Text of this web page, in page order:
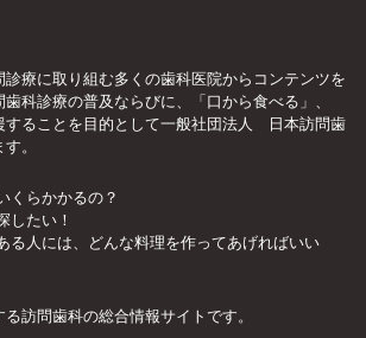
療に取り組む多くの歯科医院からコンテンツを
科診療の普及ならびに、「口から食べる」、
することを目的として一般社団法人 日本訪問歯
。
くらかかるの？
したい！
る人には、どんな料理を作ってあげればいい
訪問歯科の総合情報サイトです。